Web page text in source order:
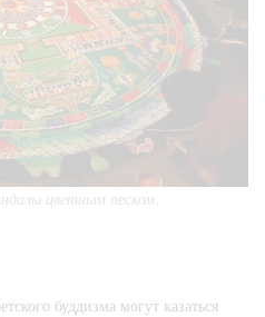
цветным песком.
буддизма могут казаться